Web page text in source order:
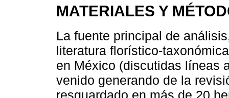
MATERIALES Y
La fuente principal de
literatura florístico-
en México (discutidas líneas
venido generando de la
resguardado en más de 20